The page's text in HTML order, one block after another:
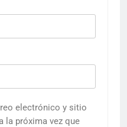
electrónico y sitio
la próxima vez que